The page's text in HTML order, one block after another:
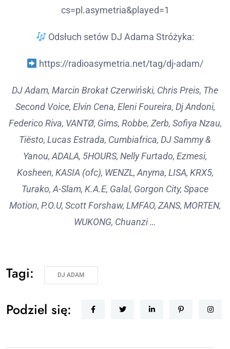
cs=pl.asymetria&played=1
Odsłuch setów DJ Adama Stróżyka:
https://radioasymetria.net/tag/dj-adam/
DJ Adam, Marcin Brokat Czerwiński, Chris Preis, The
Second Voice, Elvin Cena, Eleni Foureira, Dj Andoni,
Federico Riva, VANTØ, Gims, Robbe, Zerb, Sofiya Nzau,
Tiësto, Lucas Estrada, Cumbiafrica, DJ Sammy &
Yanou, ADALA, 5HOURS, Nelly Furtado, Ezmesi,
Kosheen, KASIA (ofc), WENZL, Anyma, LISA, KRX5,
Turako, A-Slam, K.A.E, Galal, Gorgon City, Space
Motion, P.O.U, Scott Forshaw, LMFAO, ZANS, MORTEN,
WUKONG, Chuanzi …
Tagi: DJ ADAM
Podziel się: